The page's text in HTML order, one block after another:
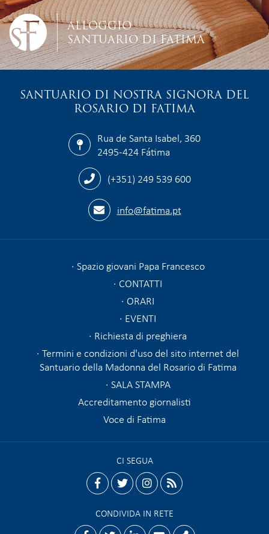
ALLOGGIO
SANTUARIO DI FATIMA
SANTUARIO DI NOSTRA SIGNORA DEL
ROSARIO DI FATIMA
Rua de Santa Isabel, 360
2495-424 Fátima
(+351) 249 539 600
info@fatima.pt
Spazio giovani Papa Francesco
CONTATTI
ORARI
EVENTI
Richiesta di preghiera
Termini e condizioni d'uso del sito internet del
Santuario della Madonna del Rosario di Fatima
SALA STAMPA
Accreditamento giornalisti
Voce di Fatima
CI SEGUA
facebooktwitterinstagram
rss
CONDIVIDA IN RETE